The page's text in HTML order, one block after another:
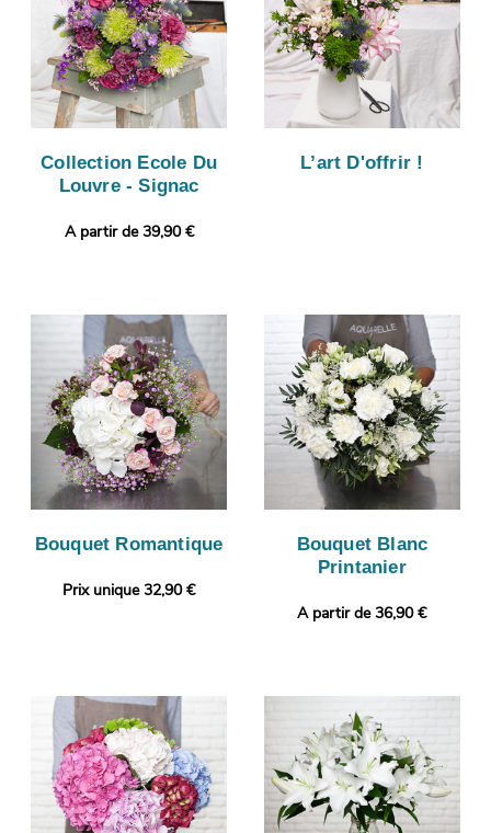
Collection Ecole Du
Louvre - Signac
A partir de 39,90 €
L’art D'offrir !
Bouquet Romantique
Prix unique 32,90 €
Bouquet Blanc
Printanier
A partir de 36,90 €